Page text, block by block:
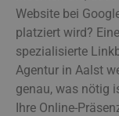
Website bei
platziert wird? Eine
spezialisierte
Agentur in Aalst
genau, was nötig
Ihre Online-